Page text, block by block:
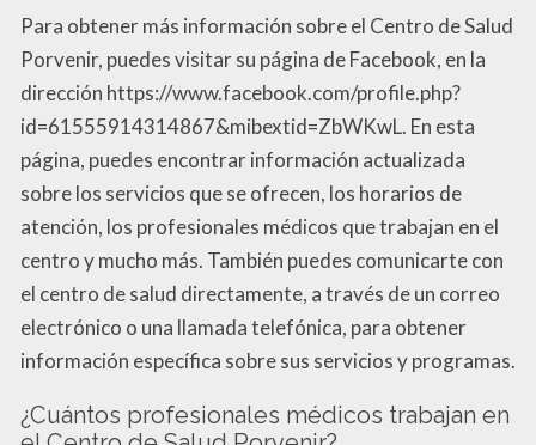
Para obtener más información sobre el Centro de Salud
Porvenir, puedes visitar su página de Facebook, en la
dirección https://www.facebook.com/profile.php?
id=61555914314867&mibextid=ZbWKwL. En esta
página, puedes encontrar información actualizada
sobre los servicios que se ofrecen, los horarios de
atención, los profesionales médicos que trabajan en el
centro y mucho más. También puedes comunicarte con
el centro de salud directamente, a través de un correo
electrónico o una llamada telefónica, para obtener
información específica sobre sus servicios y programas.
¿Cuántos profesionales médicos trabajan en